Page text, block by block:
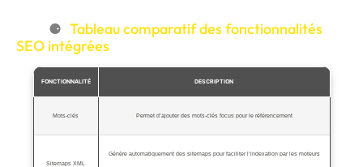
Tableau comparatif des fonctionnalités
SEO intégrées
FONCTIONNALITÉ DESCRIPTION
Mots-clés Permet d’ajouter des mots-clés focus pour le référencement
Sitemaps XML
Génère automatiquement des sitemaps pour faciliter l’indexation par les moteurs